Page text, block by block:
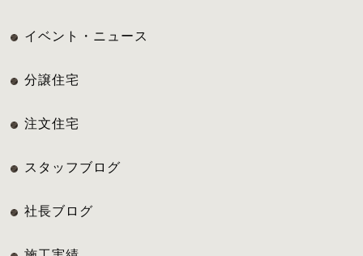
イベント・ニュース
分譲住宅
注文住宅
スタッフブログ
社長ブログ